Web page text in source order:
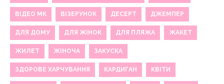
ВІДЕО МК ВІЗЕРУНОК ДЕСЕРТ ДЖЕМПЕР
ДЛЯ ДОМУ ДЛЯ ЖІНОК ДЛЯ ПЛЯЖА ЖАКЕТ
ЖИЛЕТ ЖІНОЧА ЗАКУСКА
ЗДОРОВЕ ХАРЧУВАННЯ КАРДИГАН КВІТИ